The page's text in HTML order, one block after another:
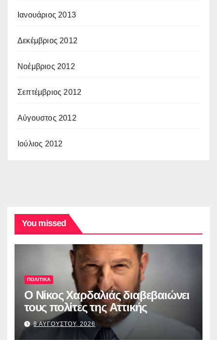
Ιανουάριος 2013
Δεκέμβριος 2012
Νοέμβριος 2012
Σεπτέμβριος 2012
Αύγουστος 2012
Ιούλιος 2012
You missed
ΠΟΛΙΤΙΚΑ
O Νίκος Χαρδαλιάς διαβεβαιώνει
τους πολίτες της Αττικής
8 ΑΥΓΟΥΣΤΟΥ, 2026